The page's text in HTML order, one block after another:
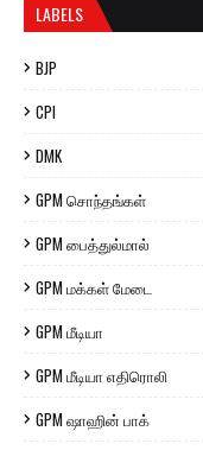
LABELS
BJP
CPI
DMK
GPM சொந்தங்கள்
GPM பைத்துல்மால்
GPM மக்கள் மேடை
GPM மீடியா
GPM மீடியா எதிரொலி
GPM ஷாஹின் பாக்